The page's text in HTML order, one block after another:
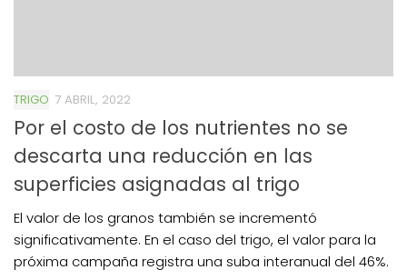
TRIGO 7 ABRIL, 2022
Por el costo de los nutrientes no se
descarta una reducción en las
superficies asignadas al trigo
El valor de los granos también se incrementó
significativamente. En el caso del trigo, el valor para la
próxima campaña registra una suba interanual del 46%.